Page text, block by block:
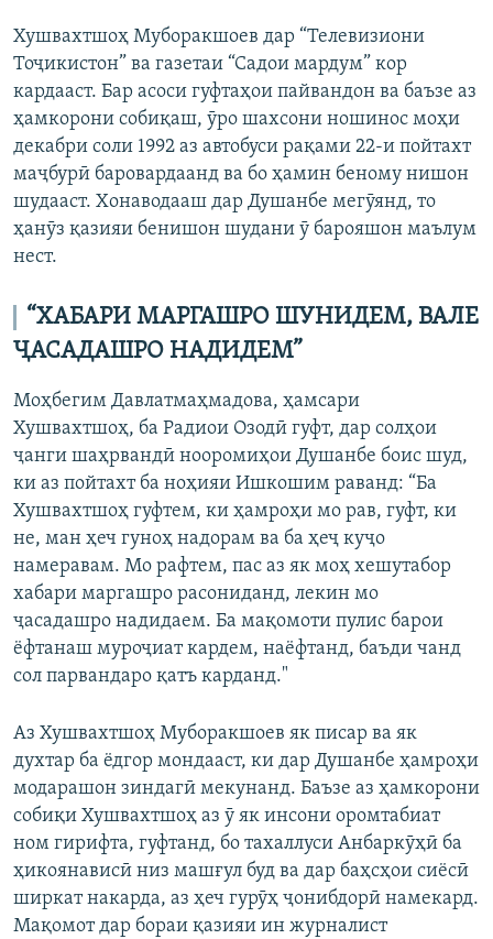
Хушвахтшоҳ Муборакшоев дар “Телевизиони
Тоҷикистон” ва газетаи “Садои мардум” кор
кардааст. Бар асоси гуфтаҳои пайвандон ва баъзе аз
ҳамкорони собиқаш, ӯро шахсони ношинос моҳи
декабри соли 1992 аз автобуси рақами 22-и пойтахт
маҷбурӣ баровардаанд ва бо ҳамин беному нишон
шудааст. Хонаводааш дар Душанбе мегӯянд, то
ҳанӯз қазияи бенишон шудани ӯ барояшон маълум
нест.
“ХАБАРИ МАРГАШРО ШУНИДЕМ, ВАЛЕ
ҶАСАДАШРО НАДИДЕМ”
Моҳбегим Давлатмаҳмадова, ҳамсари
Хушвахтшоҳ, ба Радиои Озодӣ гуфт, дар солҳои
ҷанги шаҳрвандӣ нооромиҳои Душанбе боис шуд,
ки аз пойтахт ба ноҳияи Ишкошим раванд: “Ба
Хушвахтшоҳ гуфтем, ки ҳамроҳи мо рав, гуфт, ки
не, ман ҳеч гуноҳ надорам ва ба ҳеҷ куҷо
намеравам. Мо рафтем, пас аз як моҳ хешутабор
хабари маргашро расониданд, лекин мо
ҷасадашро надидаем. Ба мақомоти пулис барои
ёфтанаш муроҷиат кардем, наёфтанд, баъди чанд
сол парвандаро қатъ карданд."
Аз Хушвахтшоҳ Муборакшоев як писар ва як
духтар ба ёдгор мондааст, ки дар Душанбе ҳамроҳи
модарашон зиндагӣ мекунанд. Баъзе аз ҳамкорони
собиқи Хушвахтшоҳ аз ӯ як инсони оромтабиат
ном гирифта, гуфтанд, бо тахаллуси Анбаркӯҳӣ ба
ҳикоянависӣ низ машғул буд ва дар баҳсҳои сиёсӣ
ширкат накарда, аз ҳеч гурӯҳ ҷонибдорӣ намекард.
Мақомот дар бораи қазияи ин журналист